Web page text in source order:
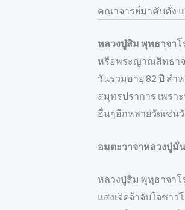
คณาจารย์มาคับคั่ง แ
หลวงปู่สิม พุทธาจาโ
หรือพระญาณสิทธาจ
วันรวมอายุ 82 ปี ส
สมุทรปราการ เพรา
อื่นๆอีกหลายวัดเช่น
อมตะวาจาหลวงปู่มั่
หลวงปู่สิม พุทฺธาจาโ
แสงเจิดจ้าจับใจชา